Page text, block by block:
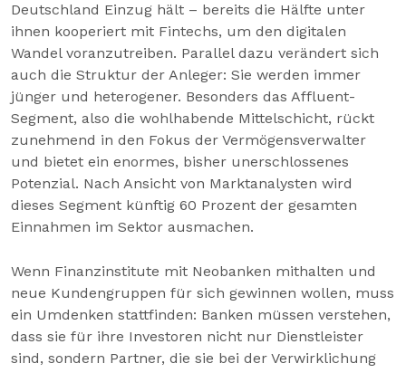
Deutschland Einzug hält – bereits die Hälfte unter
ihnen kooperiert mit Fintechs, um den digitalen
Wandel voranzutreiben. Parallel dazu verändert sich
auch die Struktur der Anleger: Sie werden immer
jünger und heterogener. Besonders das Affluent-
Segment, also die wohlhabende Mittelschicht, rückt
zunehmend in den Fokus der Vermögensverwalter
und bietet ein enormes, bisher unerschlossenes
Potenzial. Nach Ansicht von Marktanalysten wird
dieses Segment künftig 60 Prozent der gesamten
Einnahmen im Sektor ausmachen.
Wenn Finanzinstitute mit Neobanken mithalten und
neue Kundengruppen für sich gewinnen wollen, muss
ein Umdenken stattfinden: Banken müssen verstehen,
dass sie für ihre Investoren nicht nur Dienstleister
sind, sondern Partner, die sie bei der Verwirklichung